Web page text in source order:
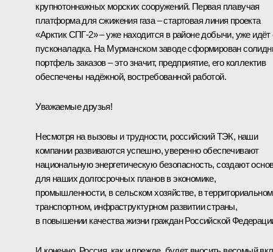
крупнотоннажных морских сооружений. Первая плавучая
платформа для сжижения газа – стартовая линия проекта
«Арктик СПГ-2» – уже находится в районе добычи, уже идёт
пусконаладка. На Мурманском заводе сформирован
портфель заказов – это значит, предприятие, его коллектив
обеспечены надёжной, востребованной работой.
Уважаемые друзья!
Несмотря на вызовы и трудности, российский ТЭК, наши
компании развиваются успешно, уверенно обеспечивают
национальную энергетическую безопасность, создают
для наших долгосрочных планов в экономике,
промышленности, в сельском хозяйстве, в
транспортном, инфраструктурном развитии страны,
в повышении качества жизни граждан Российской